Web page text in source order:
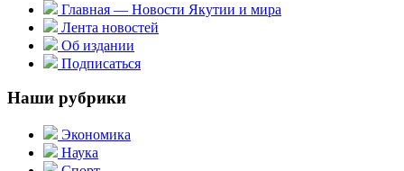
Главная — Новости Якутии и мира
Лента новостей
Об издании
Подписаться
Наши рубрики
Экономика
Наука